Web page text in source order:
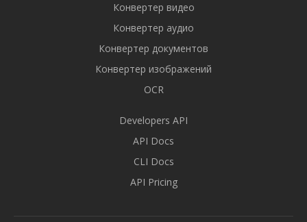
Конвертер видео
Конвертер аудио
Конвертер документов
Конвертер изображений
OCR
Developers API
API Docs
CLI Docs
API Pricing